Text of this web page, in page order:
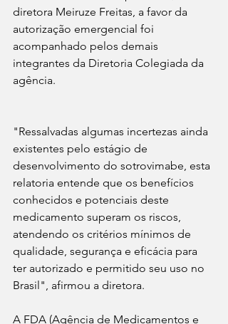
diretora Meiruze Freitas, a favor da
autorização emergencial foi
acompanhado pelos demais
integrantes da Diretoria Colegiada da
agência.
"Ressalvadas algumas incertezas ainda
existentes pelo estágio de
desenvolvimento do sotrovimabe, esta
relatoria entende que os benefícios
conhecidos e potenciais deste
medicamento superam os riscos,
atendendo os critérios mínimos de
qualidade, segurança e eficácia para
ter autorizado e permitido seu uso no
Brasil", afirmou a diretora.
A FDA (Agência de Medicamentos e